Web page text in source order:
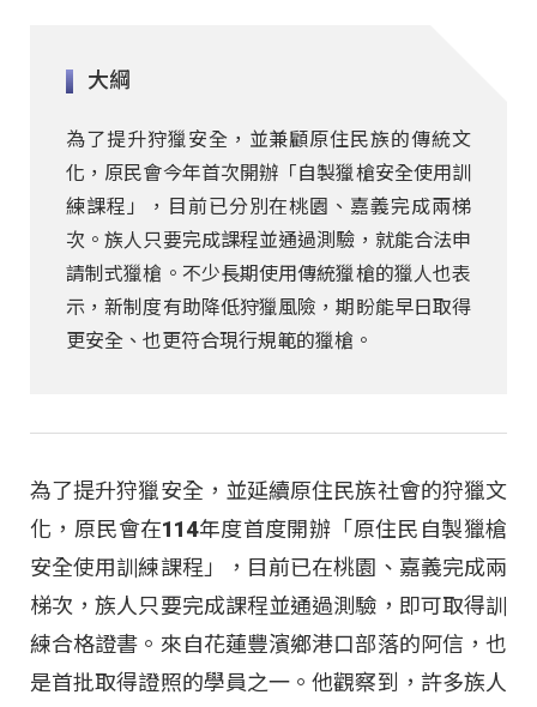
大綱
為了提升狩獵安全，並兼顧原住民族的傳統文
化，原民會今年首次開辦「自製獵槍安全使用訓
練課程」，目前已分別在桃園、嘉義完成兩梯
次。族人只要完成課程並通過測驗，就能合法申
請制式獵槍。不少長期使用傳統獵槍的獵人也表
示，新制度有助降低狩獵風險，期盼能早日取得
更安全、也更符合現行規範的獵槍。
為了提升狩獵安全，並延續原住民族社會的狩獵文
化，原民會在114年度首度開辦「原住民自製獵槍
安全使用訓練課程」，目前已在桃園、嘉義完成兩
梯次，族人只要完成課程並通過測驗，即可取得訓
練合格證書。來自花蓮豐濱鄉港口部落的阿信，也
是首批取得證照的學員之一。他觀察到，許多族人